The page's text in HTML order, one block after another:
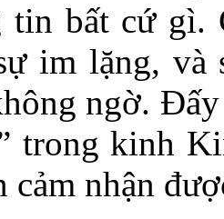
tin bất cứ gì.
im lặng, và
ngờ.
trong kinh
cảm nhận